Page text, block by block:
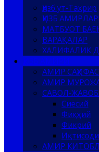
Ҳизб ут-Таҳрир
ҲИЗБ
МАТБУОТ
ВАРАҚАЛАР
ХАЛИФАЛИК
АМИР
АМИР
САВОЛ-
Сиёсий
Фиқҳий
Фикрий
АМИР